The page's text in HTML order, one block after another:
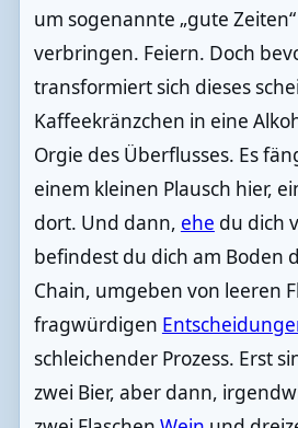
um sogenannte „gute
verbringen. Feiern. Doch
transformiert sich dieses
Kaffeekränzchen in eine
Orgie des Überflusses. Es
einem kleinen Plausch hier,
dort. Und dann, ehe du dich
befindest du dich am Boden
Chain, umgeben von leeren
fragwürdigen
schleichender Prozess. Erst
zwei Bier, aber dann,